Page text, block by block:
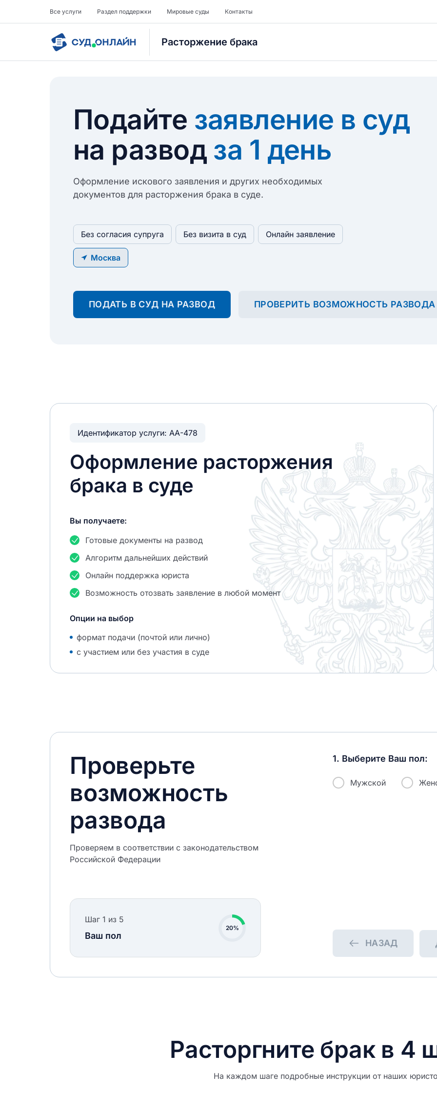
Все услуги Раздел поддержки Мировые суды Контакты
Расторжение брака
Подайте заявление в суд
на развод за 1 день
Оформление искового заявления и других необходимых
документов для расторжения брака в суде.
Без согласия супруга Без визита в суд Онлайн заявление
Москва
ПОДАТЬ В СУД НА РАЗВОД ПРОВЕРИТЬ ВОЗМОЖНОСТЬ РАЗВОДА
Идентификатор услуги: АА-478
Оформление расторжения
брака в суде
Вы получаете:
Готовые документы на развод
Алгоритм дальнейших действий
Онлайн поддержка юриста
Возможность отозвать заявление в любой момент
Опции на выбор
формат подачи (почтой или лично)
с участием или без участия в суде
Проверьте
возможность
развода
Проверяем в соответствии с законодательством
Российской Федерации
Шаг 1 из 5
Ваш пол
20%
1. Выберите Ваш пол:
Мужской
НАЗАД
Расторгните брак в 4
На каждом шаге подробные инструкции от наших
Номер вашего заявления